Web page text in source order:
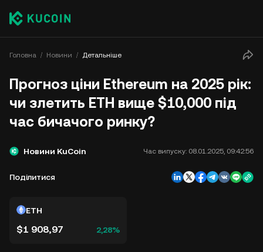
Головна Новини Детальніше
Прогноз ціни Ethereum на 2025 рік:
чи злетить ETH вище $10,000 під
час бичачого ринку?
Новини KuCoin Час випуску: 08.01.2025, 09:42:56
Поділитися
ETH
$1 908,97 2,28%